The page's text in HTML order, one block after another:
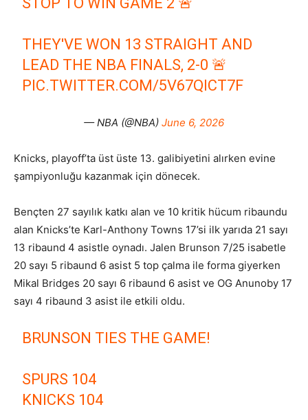
THEY'VE WON 13 STRAIGHT AND
LEAD THE NBA FINALS, 2-0 🚨
PIC.TWITTER.COM/5V67QICT7F
— NBA (@NBA) June 6, 2026
Knicks, playoff’ta üst üste 13. galibiyetini alırken evine
şampiyonluğu kazanmak için dönecek.
Bençten 27 sayılık katkı alan ve 10 kritik hücum ribaundu
alan Knicks’te Karl-Anthony Towns 17’si ilk yarıda 21 sayı
13 ribaund 4 asistle oynadı. Jalen Brunson 7/25 isabetle
20 sayı 5 ribaund 6 asist 5 top çalma ile forma giyerken
Mikal Bridges 20 sayı 6 ribaund 6 asist ve OG Anunoby 17
sayı 4 ribaund 3 asist ile etkili oldu.
BRUNSON TIES THE GAME!
SPURS 104
KNICKS 104